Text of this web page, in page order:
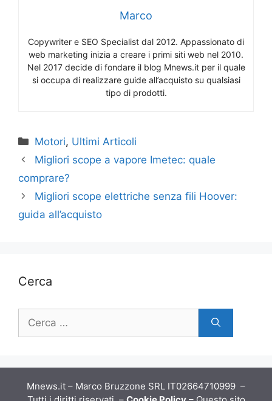
Marco
Copywriter e SEO Specialist dal 2012. Appassionato di
web marketing inizia a creare i primi siti web nel 2010.
Nel 2017 decide di fondare il blog Mnews.it per il quale
si occupa di realizzare guide all’acquisto su qualsiasi
tipo di prodotti.
Categorie
Motori, Ultimi Articoli
Migliori scope a vapore Imetec: quale
comprare?
Migliori scope elettriche senza fili Hoover:
guida all’acquisto
Cerca
Ricerca
Mnews.it – Marco Bruzzone SRL IT02664710999 –